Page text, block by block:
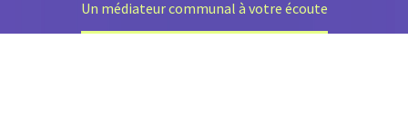
Un médiateur communal à votre écoute